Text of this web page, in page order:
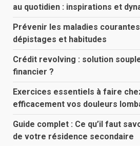
au quotidien : inspirations et
Prévenir les maladies
dépistages et habitudes
Crédit revolving : solution
financier ?
Exercices essentiels à faire
efficacement vos douleurs
Guide complet : Ce qu’il faut
de votre résidence secondaire